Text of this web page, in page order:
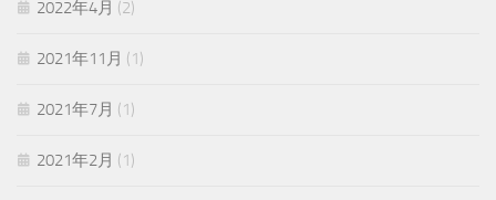
2022年4月 (2)
2021年11月 (1)
2021年7月 (1)
2021年2月 (1)